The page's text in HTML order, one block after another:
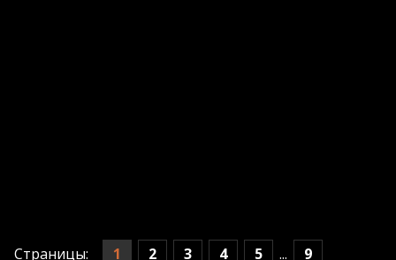
Страницы: 1 2 3 4 5 ... 9